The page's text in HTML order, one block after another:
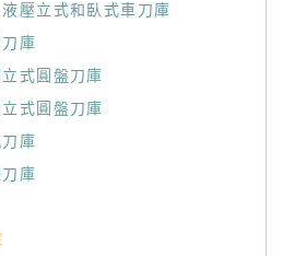
壓立式和臥式車刀庫
庫
式圓盤刀庫
式圓盤刀庫
庫
庫